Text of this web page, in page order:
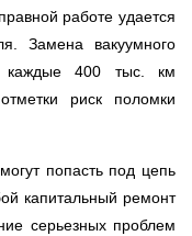
работе удается
Замена вакуумного
каждые 400 тыс. км
риск поломки
попасть под цепь
капитальный ремонт
серьезных проблем